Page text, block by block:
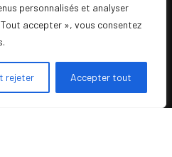
personnalisés et analyser
accepter », vous consentez
rejeter Accepter tout
dans la mise en
Mobile et Web à travers
génération